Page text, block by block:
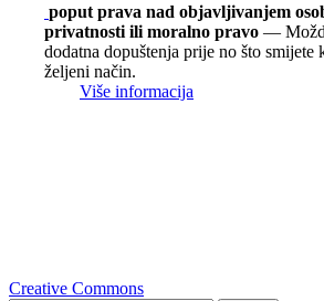
poput prava nad objavljivanjem
privatnosti ili moralno pravo —
dodatna dopuštenja prije no što smijete
željeni način.
Više informacija
Creative Commons